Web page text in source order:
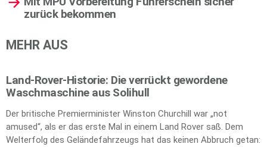
zurück bekommen
MEHR AUS
Land-Rover-Historie: Die verrückt gewordene
Waschmaschine aus Solihull
Der britische Premierminister Winston Churchill war „not
amused“, als er das erste Mal in einem Land Rover saß. Dem
Welterfolg des Geländefahrzeugs hat das keinen Abbruch getan: